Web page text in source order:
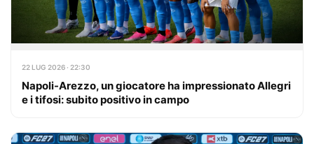
22 LUG 2026 · 22:30
Napoli-Arezzo, un giocatore ha impressionato Allegri
e i tifosi: subito positivo in campo